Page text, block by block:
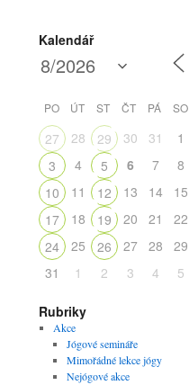
Kalendář
PO ÚT ST ČT PÁ SO
27 28 29 30 31 1
3
4 5 6 7 8
10
11 12 13 14 15
17
18 19 20 21 22
24
25 26 27 28 29
31
1 2 3 4 5
Rubriky
Akce
Jógové semináře
Mimořádné lekce jógy
Nejógové akce